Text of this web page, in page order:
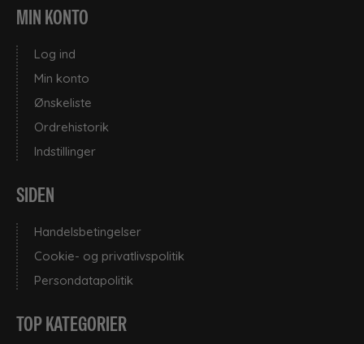
MIN KONTO
Log ind
Min konto
Ønskeliste
Ordrehistorik
Indstillinger
SIDEN
Handelsbetingelser
Cookie- og privatlivspolitik
Persondatapolitik
TOP KATEGORIER